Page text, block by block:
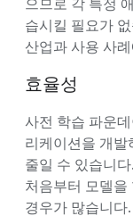
으므로 각 특정
습시킬 필요가
산업과 사용 사
효율성
사전 학습 파운
리케이션을 개발
줄일 수 있습니
처음부터 모델을
경우가 많습니다.